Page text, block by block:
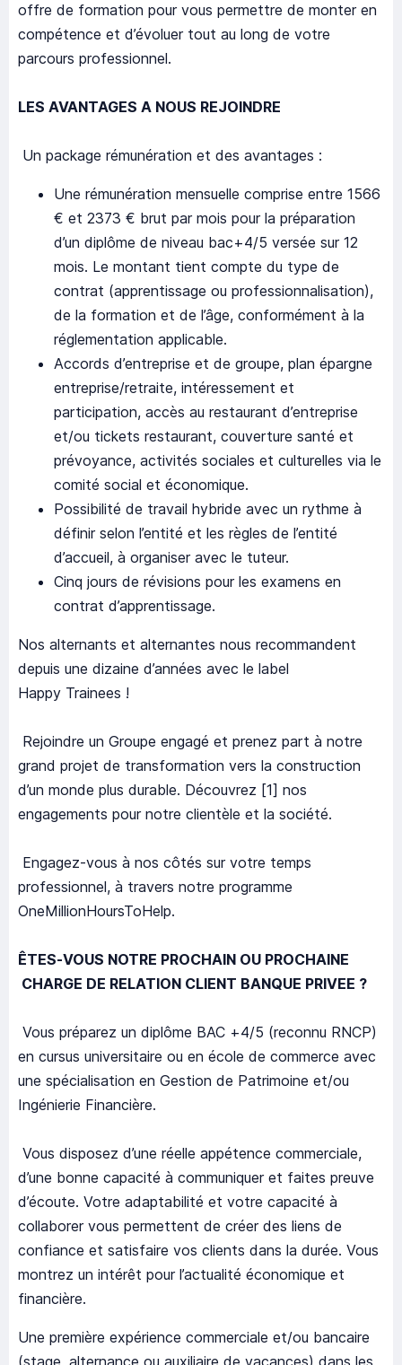
offre de formation pour vous permettre de monter en
compétence et d’évoluer tout au long de votre
parcours professionnel.
LES AVANTAGES A NOUS REJOINDRE
Un package rémunération et des avantages :
Une rémunération mensuelle comprise entre 1566
€ et 2373 € brut par mois pour la préparation
d’un diplôme de niveau bac+4/5 versée sur 12
mois. Le montant tient compte du type de
contrat (apprentissage ou professionnalisation),
de la formation et de l’âge, conformément à la
réglementation applicable.
Accords d’entreprise et de groupe, plan épargne
entreprise/retraite, intéressement et
participation, accès au restaurant d’entreprise
et/ou tickets restaurant, couverture santé et
prévoyance, activités sociales et culturelles via le
comité social et économique.
Possibilité de travail hybride avec un rythme à
définir selon l’entité et les règles de l’entité
d’accueil, à organiser avec le tuteur.
Cinq jours de révisions pour les examens en
contrat d’apprentissage.
Nos alternants et alternantes nous recommandent
depuis une dizaine d’années avec le label
Happy Trainees !
Rejoindre un Groupe engagé et prenez part à notre
grand projet de transformation vers la construction
d’un monde plus durable. Découvrez [1] nos
engagements pour notre clientèle et la société.
Engagez-vous à nos côtés sur votre temps
professionnel, à travers notre programme
OneMillionHoursToHelp.
ÊTES-VOUS NOTRE PROCHAIN OU PROCHAINE
CHARGE DE RELATION CLIENT BANQUE PRIVEE ?
Vous préparez un diplôme BAC +4/5 (reconnu RNCP)
en cursus universitaire ou en école de commerce avec
une spécialisation en Gestion de Patrimoine et/ou
Ingénierie Financière.
Vous disposez d’une réelle appétence commerciale,
d’une bonne capacité à communiquer et faites preuve
d’écoute. Votre adaptabilité et votre capacité à
collaborer vous permettent de créer des liens de
confiance et satisfaire vos clients dans la durée. Vous
montrez un intérêt pour l’actualité économique et
financière.
Une première expérience commerciale et/ou bancaire